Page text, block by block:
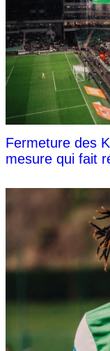
Fermeture des
mesure qui fait